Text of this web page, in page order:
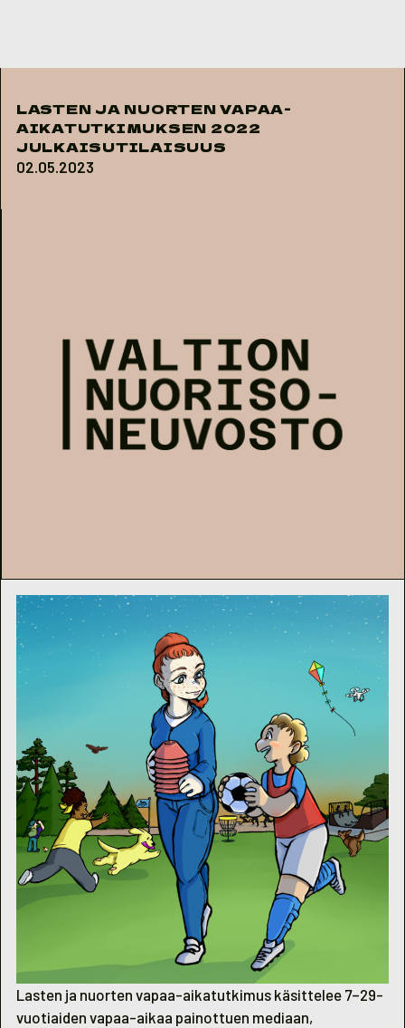
LASTEN JA NUORTEN VAPAA-
AIKATUTKIMUKSEN 2022
JULKAISUTILAISUUS
02.05.2023
Lasten ja nuorten vapaa-aikatutkimus käsittelee 7–29-
vuotiaiden vapaa-aikaa painottuen mediaan,